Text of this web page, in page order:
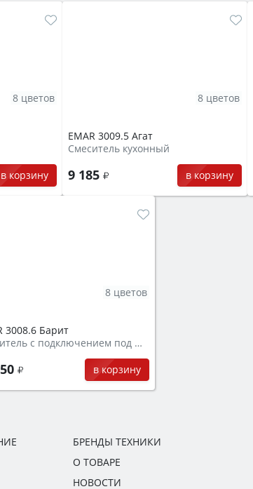
в корзину
8 цветов
EMAR 3009.5 Агат
Смеситель кухонный
9 185 в корзину
8 цветов
3008.6 Барит
Смеситель с подключением под фильтр
в корзину
8 цветов
БРЕНДЫ ТЕХНИКИ
О ТОВАРЕ
НОВОСТИ